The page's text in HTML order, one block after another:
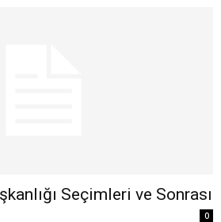
Seçimleri ve Sonrası
0